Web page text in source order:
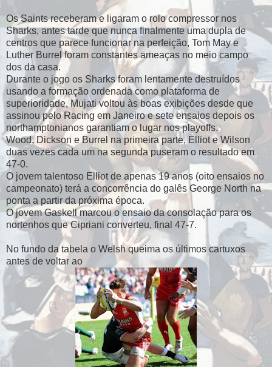
Os Saints receberam e ligaram o rolo compressor nos
Sharks, antes tarde que nunca finalmente uma dupla de
centros que parece funcionar na perfeição, Tom May e
Luther Burrel foram constantes ameaças no meio campo
dos da casa.
Durante o jogo os Sharks foram lentamente destruídos
usando a formação ordenada como plataforma de
superioridade, Mujati voltou às boas exibições desde que
assinou pelo Racing em Janeiro e sete ensaios depois os
northamptonianos garantiam o lugar nos playoffs.
Wood, Dickson e Burrel na primeira parte, Elliot e Wilson
duas vezes cada um na segunda puseram o resultado em
47-0.
O jovem talentoso Elliot de apenas 19 anos (oito ensaios no
campeonato) terá a concorrência do galês George North na
ponta a partir da próxima época.
O jovem Gaskell marcou o ensaio da consolação para os
nortenhos que Cipriani converteu, final 47-7.
No fundo da tabela o Welsh queima os últimos cartuxos
antes de voltar ao